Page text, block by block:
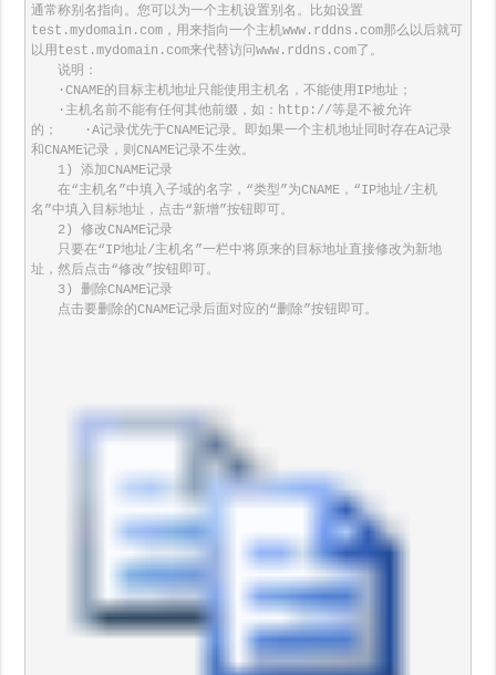
通常称别名指向。您可以为一个主机设置别名。比如设置
test.mydomain.com，用来指向一个主机www.rddns.com那么以后就可
以用test.mydomain.com来代替访问www.rddns.com了。
说明：
·CNAME的目标主机地址只能使用主机名，不能使用IP地址；
·主机名前不能有任何其他前缀，如：http://等是不被允许
的；　　·A记录优先于CNAME记录。即如果一个主机地址同时存在A记录
和CNAME记录，则CNAME记录不生效。
1) 添加CNAME记录
在“主机名”中填入子域的名字，“类型”为CNAME，“IP地址/主机
名”中填入目标地址，点击“新增”按钮即可。
2) 修改CNAME记录
只要在“IP地址/主机名”一栏中将原来的目标地址直接修改为新地
址，然后点击“修改”按钮即可。
3) 删除CNAME记录
点击要删除的CNAME记录后面对应的“删除”按钮即可。